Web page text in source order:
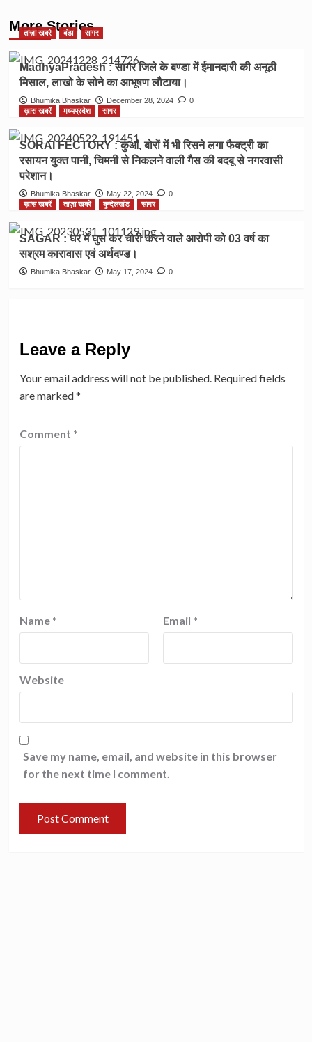
More Stories
ताज़ा खबरे बंडा सागर
MadhyaPradesh : सागर जिले के बण्डा में ईमानदारी की अनूठी
मिसाल, लाखो के सोने का आभूषण लौटाया।
Bhumika Bhaskar December 28, 2024
0
ख़ास खबरें
मध्यप्रदेश सागर
SORAI FECTORY : कुआं, बोरों में भी रिसने लगा फैक्ट्री का
रसायन युक्त पानी, चिमनी से निकलने वाली गैस की बदबू से नगरवासी
परेशान।
Bhumika Bhaskar May 22, 2024
0
ख़ास खबरें
ताज़ा खबरे बुन्देलखंड सागर
SAGAR : घर में घुस कर चोरी करने वाले आरोपी को 03 वर्ष का
सश्रम कारावास एवं अर्थदण्ड।
Bhumika Bhaskar May 17, 2024 0
Leave a Reply
Your email address will not be published. Required fields
are marked*
Comment *
Name * Email *
Website
Save my name, email, and website in this browser
for the next time I comment.